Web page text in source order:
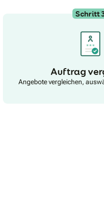
Erfahrung und KompetenzÜber
DeutschlandUnser Ziel: Mehr
alsunseren Kunden. Wir hören
zur Seite und geben Ihnen vom
Montage und darüber hinaus
Schritt
Auftrag
Angebote vergleichen,